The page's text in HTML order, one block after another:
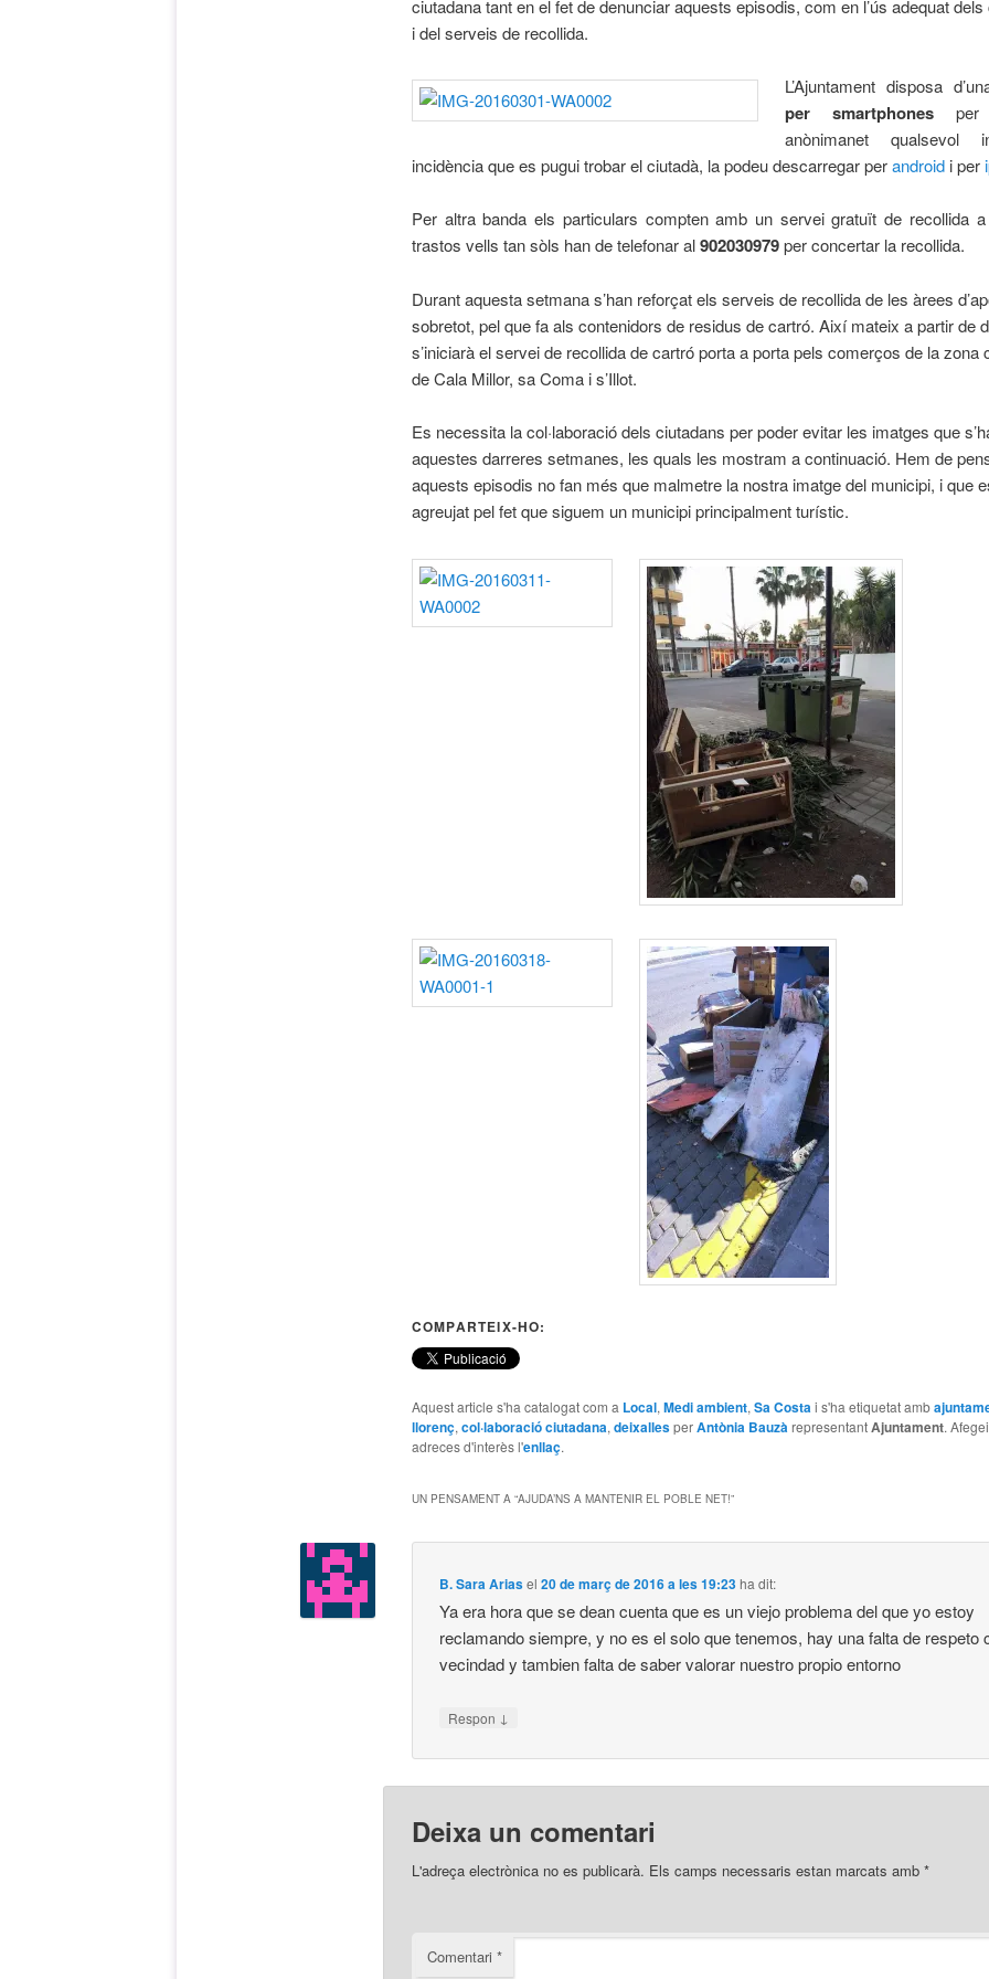
ciutadana tant en el fet de denunciar aquests episodis, com en l’ús adequat
i del serveis de recollida.
L’Ajuntament disposa
per smartphones per
anònimanet qualsevol
incidència que es pugui trobar el ciutadà, la podeu descarregar perandroidi per
Per altra banda els particulars compten amb un servei gratuït de recollida
trastos vells tan sòls han de telefonar al902030979per concertar la recollida.
Durant aquesta setmana s’han reforçat els serveis de recollida de les àrees
sobretot, pel que fa als contenidors de residus de cartró. Així mateix a partir de
s’iniciarà el servei de recollida de cartró porta a porta pels comerços de la zona
de Cala Millor, sa Coma i s’Illot.
Es necessita la col·laboració dels ciutadans per poder evitar les imatges que
aquestes darreres setmanes, les quals les mostram a continuació. Hem de
aquests episodis no fan més que malmetre la nostra imatge del municipi, i que
agreujat pel fet que siguem un municipi principalment turístic.
COMPARTEIX-HO:
Aquest article s'ha catalogat com a Local, Medi ambient, Sa Costai s'ha etiquetat amb
llorenç, col·laboració ciutadana, deixallesperAntònia BauzàrepresentantAjuntament.
adreces d'interès l'enllaç.
UN PENSAMENT A “AJUDA’NS A MANTENIR EL POBLE NET!”
B. Sara Ariasel20 de març de 2016 a les 19:23ha dit:
Ya era hora que se dean cuenta que es un viejo problema del que yo estoy
reclamando siempre, y no es el solo que tenemos, hay una falta de respeto
vecindad y tambien falta de saber valorar nuestro propio entorno
Respon ↓
Deixa un comentari
L'adreça electrònica no es publicarà. Els camps necessaris estan marcats amb *
Comentari *